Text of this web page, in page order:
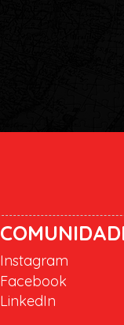
Instagram
Facebook
LinkedIn